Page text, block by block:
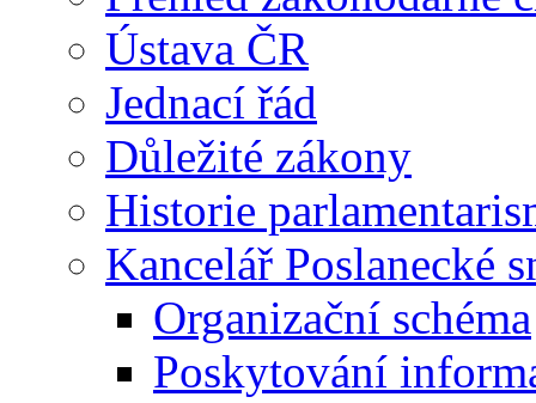
Ústava ČR
Jednací řád
Důležité zákony
Historie
Kancelář Poslanecké
Organizační schéma
Poskytování